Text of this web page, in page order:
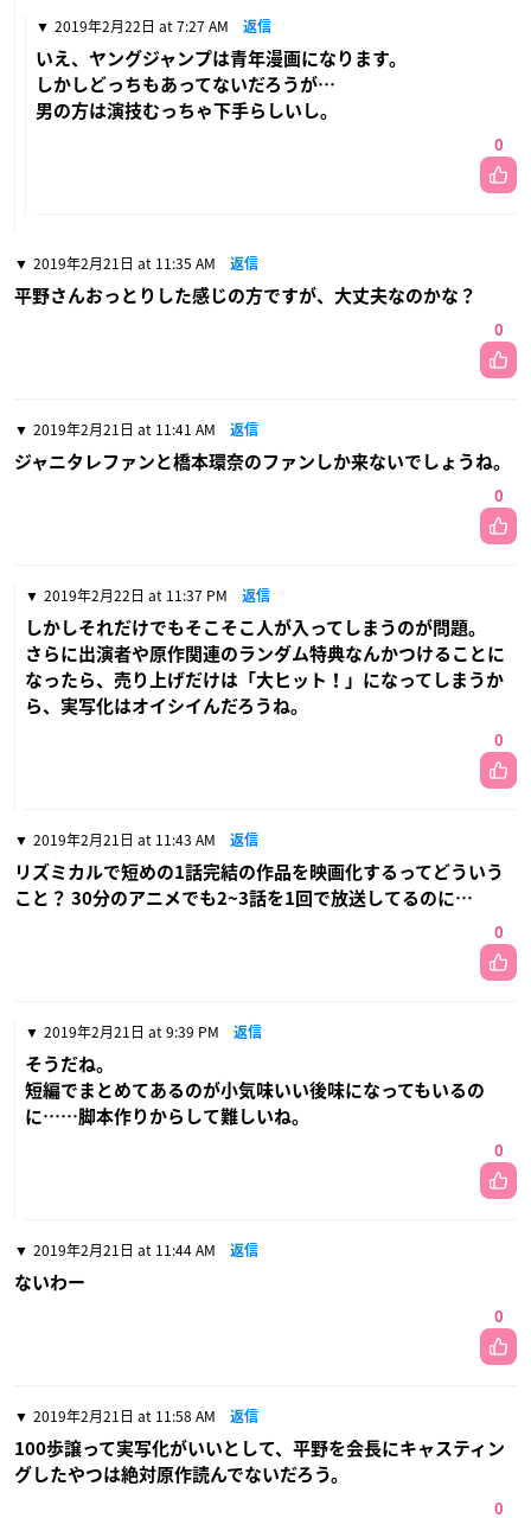
2019年2月22日 at 7:27 AM 返信
いえ、ヤングジャンプは青年漫画になります。
しかしどっちもあってないだろうが…
男の方は演技むっちゃ下手らしいし。
0
2019年2月21日 at 11:35 AM 返信
平野さんおっとりした感じの方ですが、大丈夫なのかな？
0
2019年2月21日 at 11:41 AM 返信
ジャニタレファンと橋本環奈のファンしか来ないでしょうね。
0
2019年2月22日 at 11:37 PM 返信
しかしそれだけでもそこそこ人が入ってしまうのが問題。
さらに出演者や原作関連のランダム特典なんかつけることに
なったら、売り上げだけは「大ヒット！」になってしまうか
ら、実写化はオイシイんだろうね。
0
2019年2月21日 at 11:43 AM 返信
リズミカルで短めの1話完結の作品を映画化するってどういう
こと？ 30分のアニメでも2~3話を1回で放送してるのに…
0
2019年2月21日 at 9:39 PM 返信
そうだね。
短編でまとめてあるのが小気味いい後味になってもいるの
に……脚本作りからして難しいね。
0
2019年2月21日 at 11:44 AM 返信
ないわー
0
2019年2月21日 at 11:58 AM 返信
100歩譲って実写化がいいとして、平野を会長にキャスティン
グしたやつは絶対原作読んでないだろう。
0